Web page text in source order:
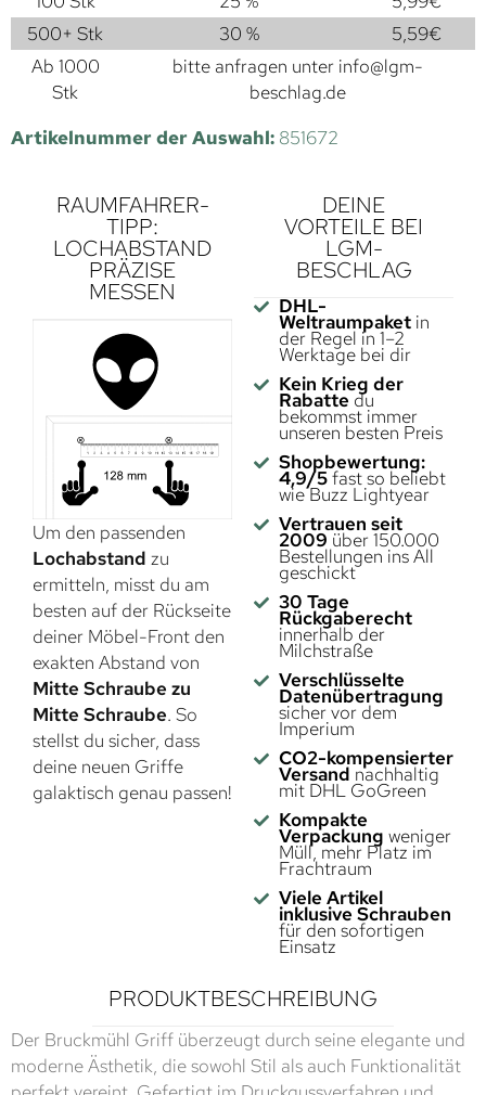
500+ Stk
30 % 5,59€
Ab 1000
Stk
bitte anfragen unter info@lgm-
beschlag.de
Artikelnummer der Auswahl: 851672
RAUMFAHRER-
TIPP:
LOCHABSTAND
PRÄZISE
MESSEN
Um den passenden
Lochabstand zu
ermitteln, misst du am
besten auf der Rückseite
deiner Möbel-Front den
exakten Abstand von
Mitte Schraube zu
Mitte Schraube. So
stellst du sicher, dass
deine neuen Griffe
galaktisch genau passen!
DEINE
VORTEILE BEI
LGM-
BESCHLAG
DHL-
Weltraumpaketin
der Regel in 1–2
Werktage bei dir
Kein Krieg der
Rabatte du
bekommst immer
unseren besten Preis
Shopbewertung:
4,9/5fast so beliebt
wie Buzz Lightyear
Vertrauen seit
2009 über 150.000
Bestellungen ins All
geschickt
30 Tage
Rückgaberecht
innerhalb der
Milchstraße
Verschlüsselte
Datenübertragung
sicher vor dem
Imperium
CO2-kompensierter
Versand nachhaltig
mit DHL GoGreen
Kompakte
Verpackung weniger
Müll, mehr Platz im
Frachtraum
Viele Artikel
inklusive Schrauben
für den sofortigen
Einsatz
PRODUKTBESCHREIBUNG
Der Bruckmühl Griff überzeugt durch seine elegante und
moderne Ästhetik, die sowohl Stil als auch Funktionalität